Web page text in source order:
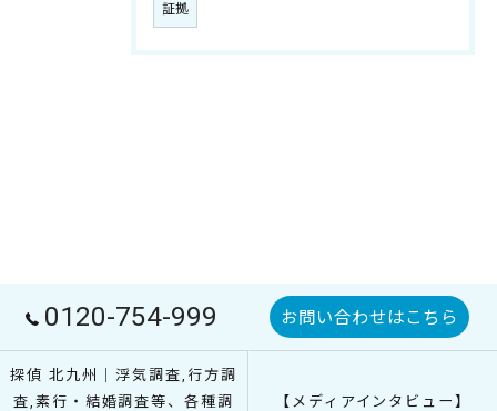
証拠
0120-754-999 お問い合わせはこちら
探偵 北九州｜浮気調査,行方調
査,素行・結婚調査等、各種調
【メディアインタビュー】